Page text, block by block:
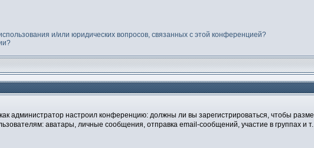
и/или юридических вопросов, связанных с этой конференцией?
администратор настроил конференцию: должны ли вы зарегистрироваться, чтобы
аватары, личные сообщения, отправка email-сообщений, участие в группах и